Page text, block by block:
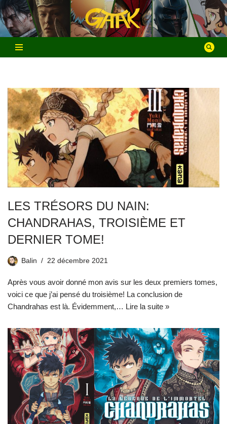
Aller
au
contenu
LES TRÉSORS DU NAIN:
CHANDRAHAS, TROISIÈME ET
DERNIER TOME!
Balin 22 décembre 2021
Après vous avoir donné mon avis sur les deux premiers tomes,
voici ce que j’ai pensé du troisième! La conclusion de
Chandrahas est là. Évidemment,… Lire la suite »